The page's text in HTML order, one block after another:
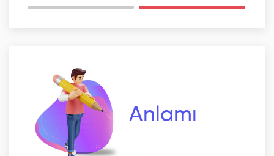
Anlamı